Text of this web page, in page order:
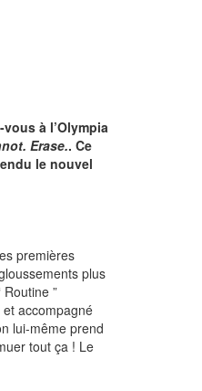
à l’Olympia
Erase.. Ce
le nouvel
premières
plus
”
et accompagné
lui-même prend
tout ça ! Le